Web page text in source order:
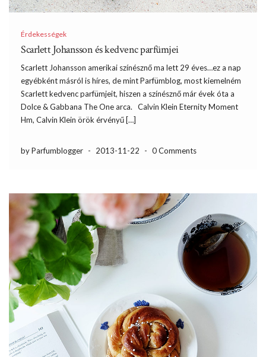
Érdekességek
Scarlett Johansson és kedvenc parfümjei
Scarlett Johansson amerikai színésznő ma lett 29 éves…ez a nap
egyébként másról is híres, de mint Parfümblog, most kiemelném
Scarlett kedvenc parfümjeit, hiszen a színésznő már évek óta a
Dolce & Gabbana The One arca. Calvin Klein Eternity Moment
Hm, Calvin Klein örök érvényű […]
by Parfumblogger - 2013-11-22 - 0 Comments